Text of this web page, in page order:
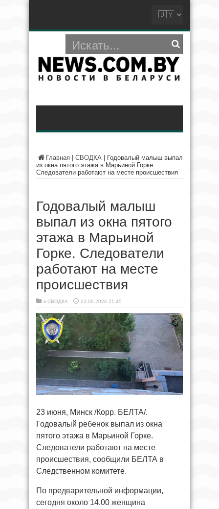
Главная СВОДКА
Годовалый малыш выпал
из окна пятого этажа в Марьиной Горке.
Следователи работают на месте происшествия
Годовалый малыш
выпал из окна пятого
этажа в Марьиной
Горке. Следователи
работают на месте
происшествия
в СВОДКА 23.06.2026 21:45
23 июня, Минск /Корр. БЕЛТА/.
Годовалый ребенок выпал из окна
пятого этажа в Марьиной Горке.
Следователи работают на месте
происшествия, сообщили БЕЛТА в
Следственном комитете.
По предварительной информации,
сегодня около 14.00 женщина